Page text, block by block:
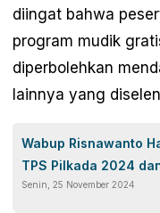
diingat bahwa
program mudik
diperbolehkan
lainnya yang
Wabup Risnawanto
TPS Pilkada 2024
Kilogram Ganja di
Senin, 25 November 2024